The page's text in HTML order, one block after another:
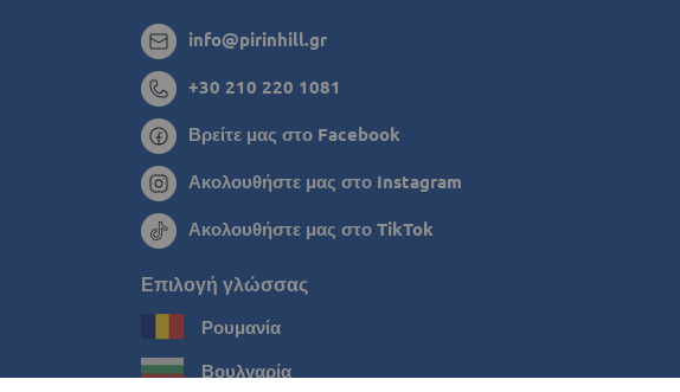
info@pirinhill.gr
+30 210 220 1081
Βρείτε μας στο Facebook
Ακολουθήστε μας στο Instagram
Ακολουθήστε μας στο TikTok
Επιλογή γλώσσας
Ρουμανία
Βουλγαρία